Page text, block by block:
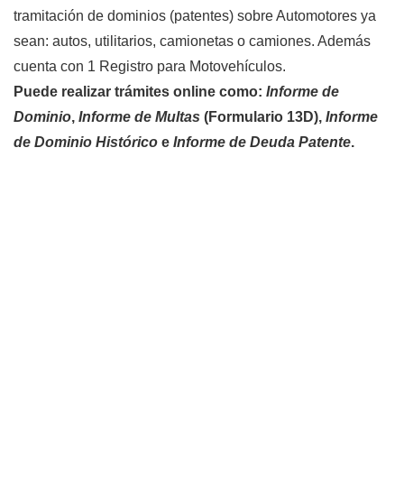
tramitación de dominios (patentes) sobre Automotores ya
sean: autos, utilitarios, camionetas o camiones. Además
cuenta con 1 Registro para Motovehículos.
Puede realizar trámites online como: Informe de
Dominio, Informe de Multas (Formulario 13D), Informe
de Dominio Histórico e Informe de Deuda Patente.